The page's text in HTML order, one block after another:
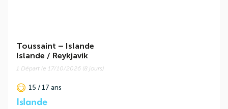
Toussaint – Islande
Islande / Reykjavik
Islande
1 Départ le 17/10/2026 (8 jours)
15 / 17 ans